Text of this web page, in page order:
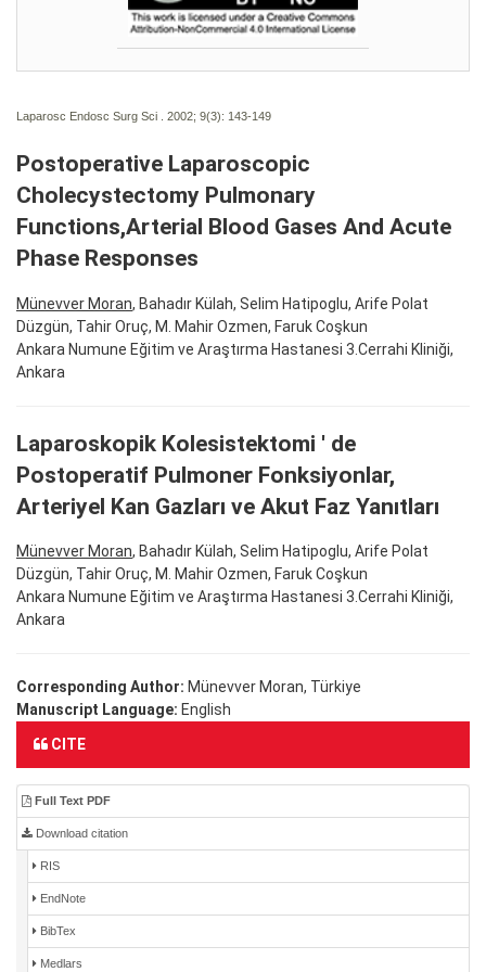
Laparosc Endosc Surg Sci . 2002; 9(3): 143-149
Postoperative Laparoscopic
Cholecystectomy Pulmonary
Functions,Arterial Blood Gases And Acute
Phase Responses
Münevver Moran, Bahadır Külah, Selim Hatipoglu, Arife Polat
Düzgün, Tahir Oruç, M. Mahir Ozmen, Faruk Coşkun
Ankara Numune Eğitim ve Araştırma Hastanesi 3.Cerrahi Kliniği,
Ankara
Laparoskopik Kolesistektomi ' de
Postoperatif Pulmoner Fonksiyonlar,
Arteriyel Kan Gazları ve Akut Faz Yanıtları
Münevver Moran, Bahadır Külah, Selim Hatipoglu, Arife Polat
Düzgün, Tahir Oruç, M. Mahir Ozmen, Faruk Coşkun
Ankara Numune Eğitim ve Araştırma Hastanesi 3.Cerrahi Kliniği,
Ankara
Corresponding Author: Münevver Moran, Türkiye
Manuscript Language: English
CITE
Full Text PDF
Download citation
RIS
EndNote
BibTex
Medlars